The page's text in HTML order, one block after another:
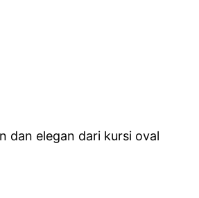
dan elegan dari kursi oval